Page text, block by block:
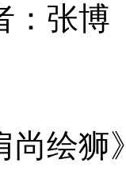
张博
绘狮》